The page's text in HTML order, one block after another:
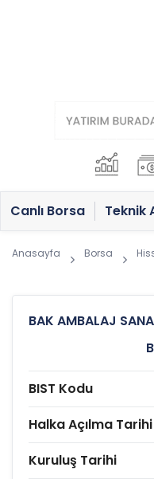
Canlı Borsa Teknik
Anasayfa Borsa
BAK AMBALAJ
BIST Kodu
Halka Açılma Tarihi
Kuruluş Tarihi